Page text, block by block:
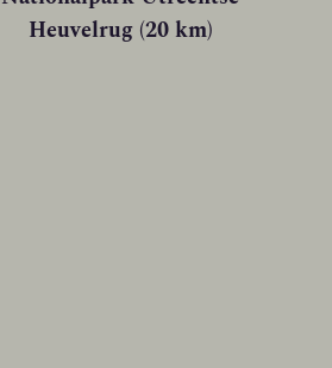
Heuvelrug (20 km)